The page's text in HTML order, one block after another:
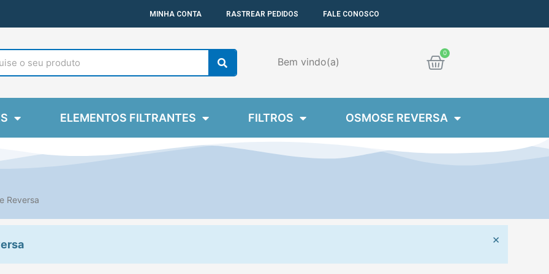
MINHA CONTA RASTREAR PEDIDOS FALE CONOSCO
Search
Bem vindo(a) Cart
ELEMENTOS FILTRANTES FILTROS OSMOSE REVERSA
Reversa
×